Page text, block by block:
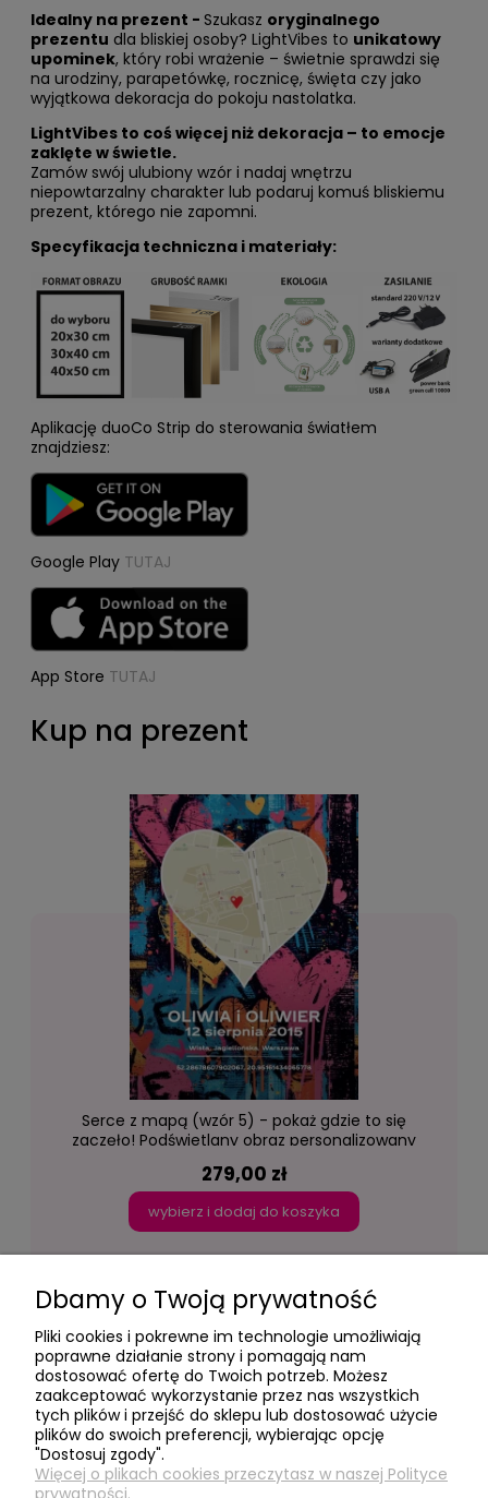
Idealny na prezent - Szukasz oryginalnego
prezentu dla bliskiej osoby? LightVibes to unikatowy
upominek, który robi wrażenie – świetnie sprawdzi się
na urodziny, parapetówkę, rocznicę, święta czy jako
wyjątkowa dekoracja do pokoju nastolatka.
LightVibes to coś więcej niż dekoracja – to emocje
zaklęte w świetle.
Zamów swój ulubiony wzór i nadaj wnętrzu
niepowtarzalny charakter lub podaruj komuś bliskiemu
prezent, którego nie zapomni.
Specyfikacja techniczna i materiały:
Aplikację duoCo Strip do sterowania światłem
znajdziesz:
Google Play TUTAJ
App Store TUTAJ
Kup na prezent
Serce z mapą (wzór 5) - pokaż gdzie to się
zaczęło! Podświetlany obraz personalizowany
279,00 zł
wybierz i dodaj do koszyka
- Moje konto -
Dbamy o Twoją prywatność
Pliki cookies i pokrewne im technologie umożliwiają
poprawne działanie strony i pomagają nam
dostosować ofertę do Twoich potrzeb. Możesz
zaakceptować wykorzystanie przez nas wszystkich
tych plików i przejść do sklepu lub dostosować użycie
plików do swoich preferencji, wybierając opcję
"Dostosuj zgody".
Więcej o plikach cookies przeczytasz w naszej Polityce
prywatności.